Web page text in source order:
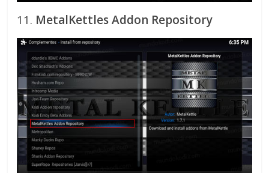
11. MetalKettles Addon Repository